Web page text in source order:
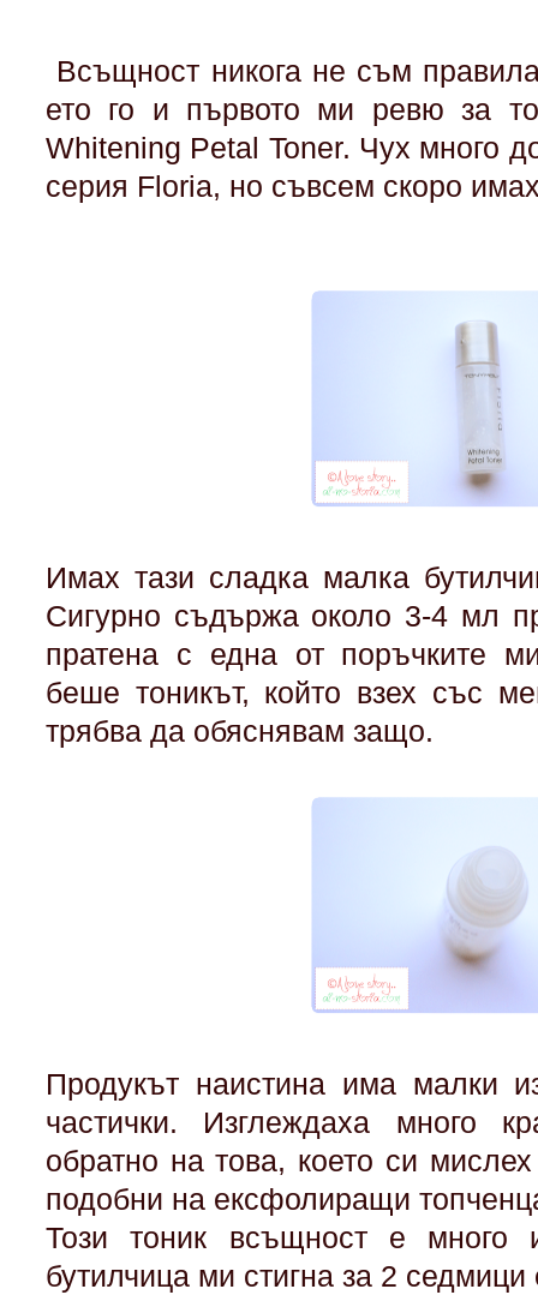
Всъщност никога не съм
ето го и първото ми ревю за
Whitening Petal Toner. Чух много
серия Floria, но съвсем скоро
Имах тази сладка малка
Сигурно съдържа около 3-4 мл
пратена с една от поръчките
беше тоникът, който взех със
трябва да обяснявам защо.
Продукът наистина има малки
частички. Изглеждаха много
обратно на това, което си
подобни на ексфолиращи
Този тоник всъщност е много
бутилчица ми стигна за 2